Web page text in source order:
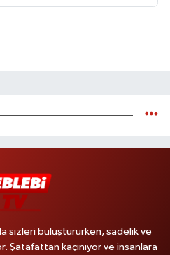
sizleri buluştururken, sadelik ve
Şatafattan kaçınıyor ve insanlara